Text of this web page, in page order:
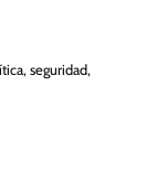
seguridad,